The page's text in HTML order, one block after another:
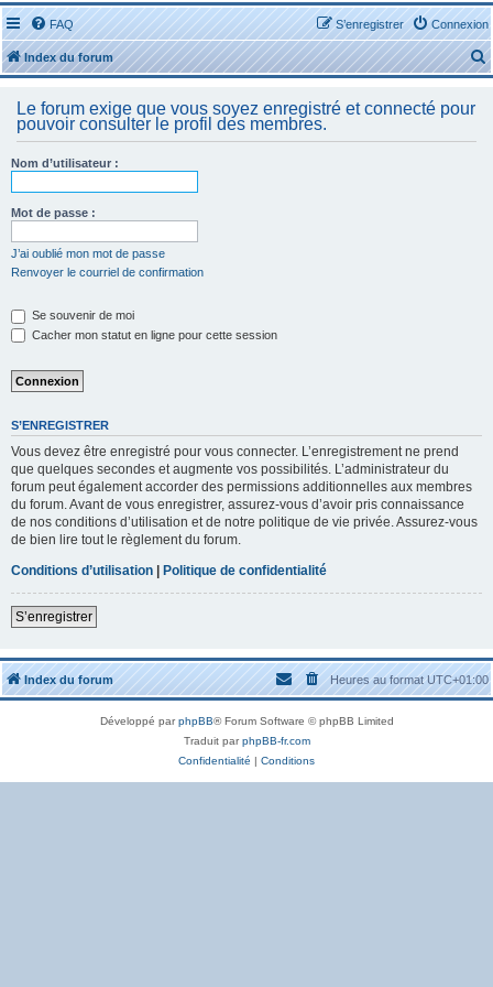
FAQ Connexion
S’enregistrer
Index du forum
e
Le forum exige que vous soyez enregistré et connecté pour
pouvoir consulter le profil des membres.
Nom d’utilisateur :
Mot de passe :
J’ai oublié mon mot de passe
Renvoyer le courriel de confirmation
Se souvenir de moi
Cacher mon statut en ligne pour cette session
S’ENREGISTRER
Vous devez être enregistré pour vous connecter. L’enregistrement ne prend
que quelques secondes et augmente vos possibilités. L’administrateur du
forum peut également accorder des permissions additionnelles aux membres
du forum. Avant de vous enregistrer, assurez-vous d’avoir pris connaissance
de nos conditions d’utilisation et de notre politique de vie privée. Assurez-vous
de bien lire tout le règlement du forum.
Conditions d’utilisation | Politique de confidentialité
S’enregistrer
Index du forum Heures au formatUTC+01:00
Développé parphpBB® Forum Software © phpBB Limited
Traduit parphpBB-fr.com
Confidentialité | Conditions